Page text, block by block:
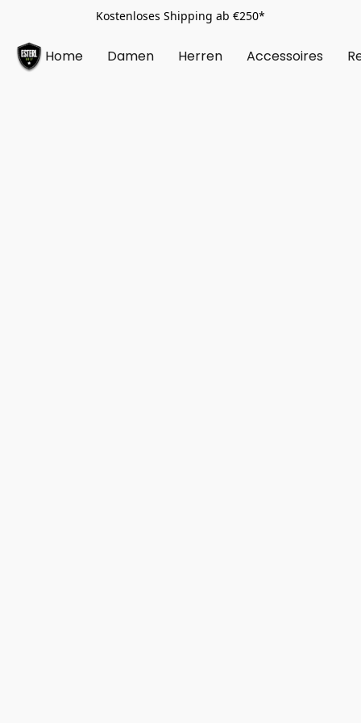
Kostenloses Shipping ab €250*
Home Damen Herren Accessoires